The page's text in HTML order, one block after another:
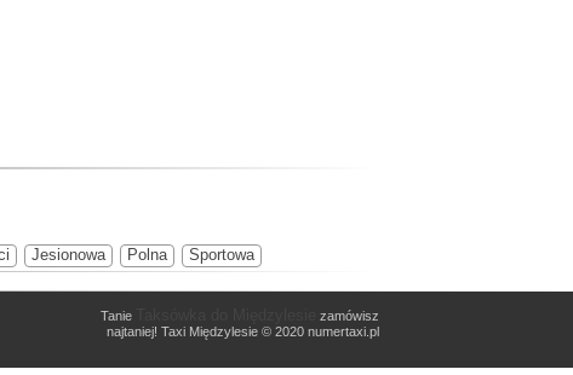
Jesionowa Polna Sportowa
Tanie
zamówisz
najtaniej! Taxi Międzylesie © 2020 numertaxi.pl